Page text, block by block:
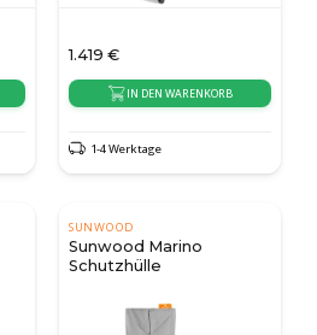
1.419 €
IN DEN WARENKORB
1-4 Werktage
SUNWOOD
Sunwood Marino
Schutzhülle